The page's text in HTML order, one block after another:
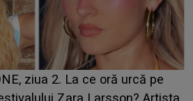
din "Casa Iubirii" l-a
Emanuel. CINE ESTE